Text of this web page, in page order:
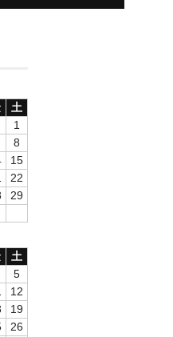
土
1
8
15
22
29
土
5
12
19
26